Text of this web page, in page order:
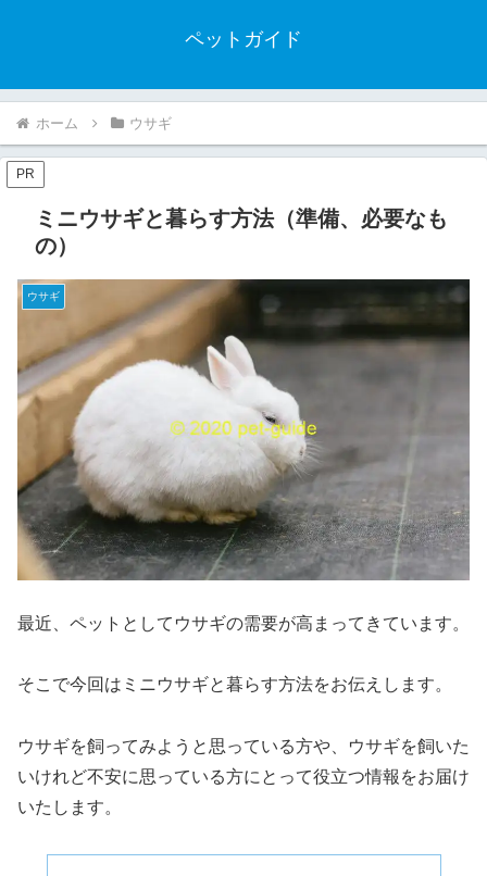
ペットガイド
ホーム ウサギ
PR
ミニウサギと暮らす方法（準備、必要なも
の）
ウサギ
最近、ペットとしてウサギの需要が高まってきています。
そこで今回はミニウサギと暮らす方法をお伝えします。
ウサギを飼ってみようと思っている方や、ウサギを飼いた
いけれど不安に思っている方にとって役立つ情報をお届け
いたします。